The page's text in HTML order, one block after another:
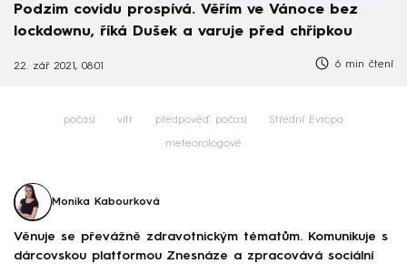
Podzim covidu prospívá. Věřím ve Vánoce bez
lockdownu, říká Dušek a varuje před chřipkou
22. zář 2021, 08:01 6 min čtení
počasí vítr předpověď počasí Střední Evropa
meteorologové
Monika Kabourková
Věnuje se převážně zdravotnickým tématům. Komunikuje s
dárcovskou platformou Znesnáze a zpracovává sociální